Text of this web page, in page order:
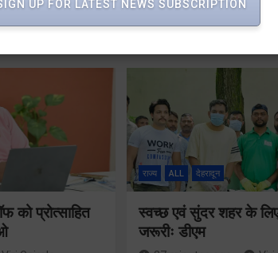
को प्रोत्साहित
राज्य ALL देहरादून
स्वच्छ एवं सुंदर शहर के
जरूरीः डीएम
UP FOR LATEST NEWS SUBSCRIPTION